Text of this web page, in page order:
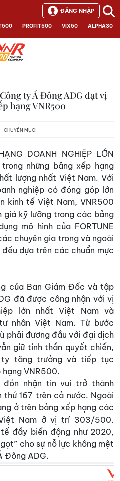
PROFIT500 VIX50 ALPHA30
ĐĂNG NHẬP
ty Á Đông ADG đạt vị
hạng VNR500
CHUYÊN MỤC:
DOANH NGHIỆP LỚN
những bảng xếp hạng
lượng nhất Việt Nam. Với
nghiệp có đóng góp lớn
kinh tế Việt Nam, VNR500
giá kỹ lưỡng trong các bảng
mô hình của FORTUNE
chuyên gia trong và ngoài
dựa trên các chuẩn mực
của Ban Giám Đốc và tập
đã được công nhận với vị
lớn nhất Việt Nam và
nhân Việt Nam. Từ bước
phải đương đầu với đại dịch
giữ tinh thần quyết chiến,
ty tăng trưởng và tiếp tục
VNR500.
đón nhận tin vui trở thành
thứ 167 trên cả nước. Ngoài
ở trên bảng xếp hạng các
Nam ở vị trí 303/500.
đầy biến động như 2020,
cho sự nỗ lực không mệt
Đông ADG.